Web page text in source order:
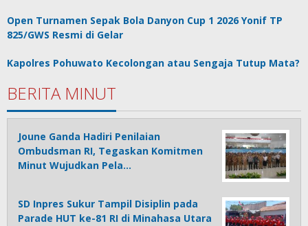
Open Turnamen Sepak Bola Danyon Cup 1 2026 Yonif TP
825/GWS Resmi di Gelar
Kapolres Pohuwato Kecolongan atau Sengaja Tutup Mata?
BERITA MINUT
Joune Ganda Hadiri Penilaian
Ombudsman RI, Tegaskan Komitmen
Minut Wujudkan Pela…
SD Inpres Sukur Tampil Disiplin pada
Parade HUT ke-81 RI di Minahasa Utara